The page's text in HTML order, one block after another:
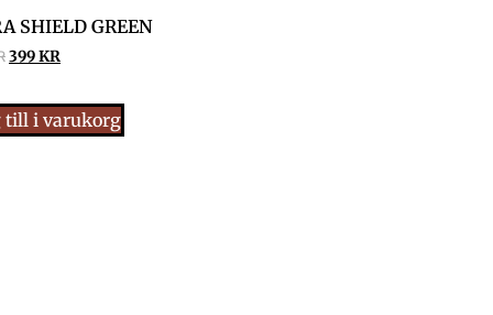
SHIELD GREEN
399KR
till i varukorg